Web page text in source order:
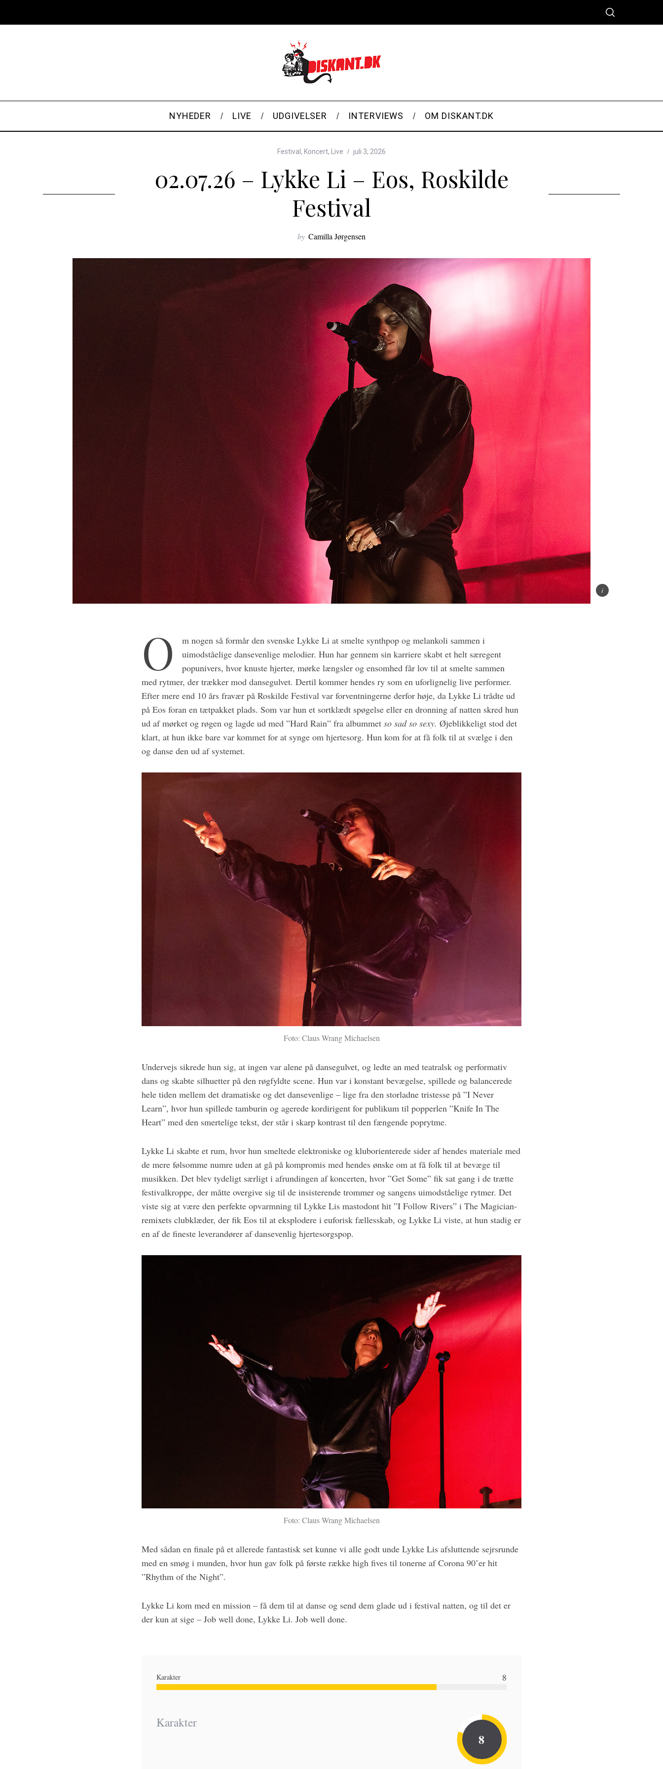
NYHEDER LIVE UDGIVELSER INTERVIEWS OM DISKANT.DK
Festival , Koncert, Live juli 3, 2026
02.07.26 – Lykke Li – Eos, Roskilde
Festival
by Camilla Jørgensen
O
m nogen så formår den svenske Lykke Li at smelte synthpop og melankoli sammen i
uimodståelige dansevenlige melodier. Hun har gennem sin karriere skabt et helt særegent
popunivers, hvor knuste hjerter, mørke længsler og ensomhed får lov til at smelte sammen
med rytmer, der trækker mod dansegulvet. Dertil kommer hendes ry som en uforlignelig live performer.
Efter mere end 10 års fravær på Roskilde Festival var forventningerne derfor høje, da Lykke Li trådte ud
på Eos foran en tætpakket plads. Som var hun et sortklædt spøgelse eller en dronning af natten skred hun
ud af mørket og røgen og lagde ud med ”Hard Rain” fra albummet so sad so sexy. Øjeblikkeligt stod det
klart, at hun ikke bare var kommet for at synge om hjertesorg. Hun kom for at få folk til at svælge i den
og danse den ud af systemet.
Foto: Claus Wrang Michaelsen
Undervejs sikrede hun sig, at ingen var alene på dansegulvet, og ledte an med teatralsk og performativ
dans og skabte silhuetter på den røgfyldte scene. Hun var i konstant bevægelse, spillede og balancerede
hele tiden mellem det dramatiske og det dansevenlige – lige fra den storladne tristesse på ”I Never
Learn”, hvor hun spillede tamburin og agerede kordirigent for publikum til popperlen ”Knife In The
Heart” med den smertelige tekst, der står i skarp kontrast til den fængende poprytme.
Lykke Li skabte et rum, hvor hun smeltede elektroniske og kluborienterede sider af hendes materiale med
de mere følsomme numre uden at gå på kompromis med hendes ønske om at få folk til at bevæge til
musikken. Det blev tydeligt særligt i afrundingen af koncerten, hvor ”Get Some” fik sat gang i de trætte
festivalkroppe, der måtte overgive sig til de insisterende trommer og sangens uimodståelige rytmer. Det
viste sig at være den perfekte opvarmning til Lykke Lis mastodont hit ”I Follow Rivers” i The Magician-
remixets clubklæder, der fik Eos til at eksplodere i euforisk fællesskab, og Lykke Li viste, at hun stadig er
en af de fineste leverandører af dansevenlig hjertesorgspop.
Foto: Claus Wrang Michaelsen
Med sådan en finale på et allerede fantastisk set kunne vi alle godt unde Lykke Lis afsluttende sejrsrunde
med en smøg i munden, hvor hun gav folk på første række high fives til tonerne af Corona 90’er hit
”Rhythm of the Night”.
Lykke Li kom med en mission – få dem til at danse og send dem glade ud i festival natten, og til det er
der kun at sige – Job well done, Lykke Li. Job well done.
Karakter 8
Karakter
8